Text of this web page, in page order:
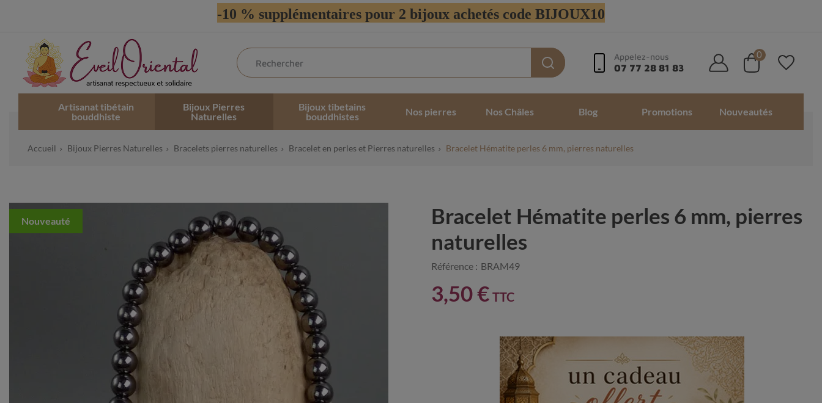
-10 % supplémentaires pour 2 bijoux achetés code BIJOUX10
Appelez-nous
07 77 28 81 83
0
Artisanat tibétain
bouddhiste
Bijoux Pierres
Naturelles
Bijoux tibetains
bouddhistes
Nos pierres Nos Châles Blog Promotions Nouveautés
Accueil Bijoux Pierres Naturelles Bracelets pierres naturelles Bracelet en perles et Pierres naturelles Bracelet Hématite perles 6 mm, pierres naturelles
Nouveauté
Bracelet Hématite perles 6 mm, pierres
naturelles
Référence : BRAM49
3,50 € TTC